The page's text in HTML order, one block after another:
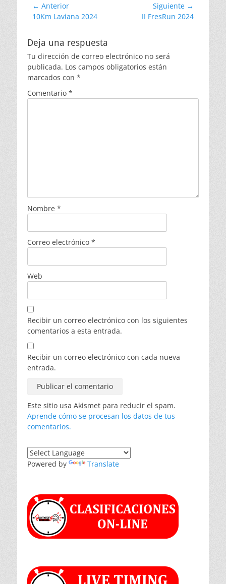
Navegación
de
← Anterior
Entrada
10Km Laviana 2024
Siguiente →
II FresRun 2024
Deja una respuesta
Tu dirección de correo electrónico no será
publicada. Los campos obligatorios están
marcados con *
Comentario *
Nombre *
Correo electrónico *
Web
Recibir un correo electrónico con los siguientes
comentarios a esta entrada.
Recibir un correo electrónico con cada nueva
entrada.
Este sitio usa Akismet para reducir el spam.
Aprende cómo se procesan los datos de tus
comentarios.
Powered by Translate